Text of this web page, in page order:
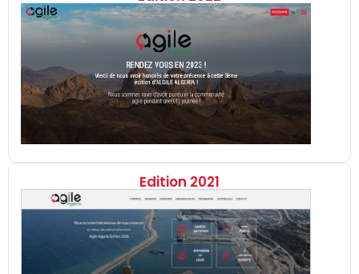
Edition 2021